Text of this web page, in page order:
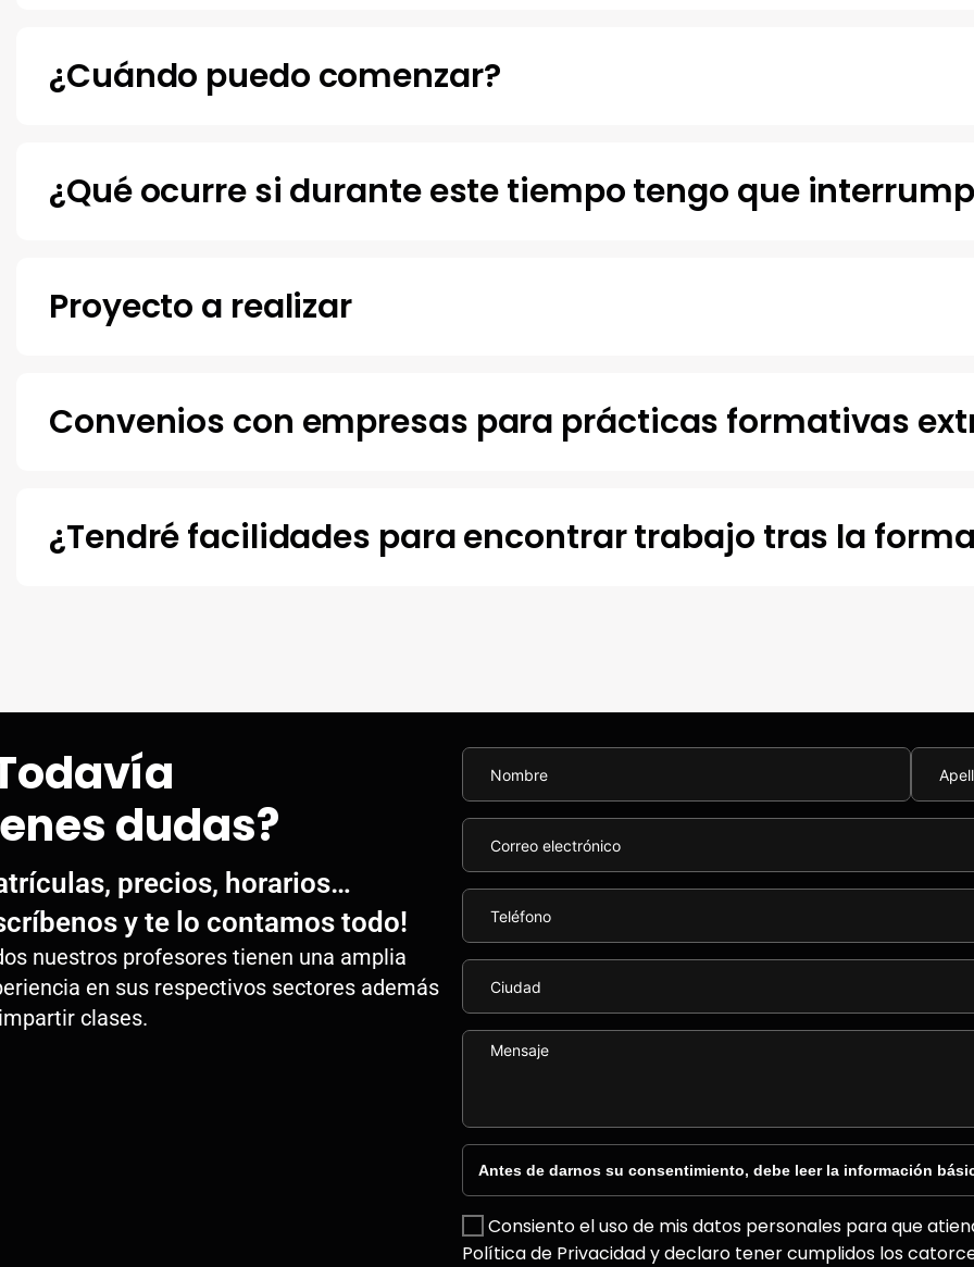
¿Cuándo puedo comenzar?
¿Qué ocurre si durante este tiempo tengo que
Proyecto a realizar
Convenios con empresas para prácticas formativas
¿Tendré facilidades para encontrar trabajo tras la
dudas?
precios, horarios…
y te lo contamos todo!
nuestros profesores tienen una amplia
en sus respectivos sectores además
clases.
Antes de darnos su consentimiento, debe leer la información
Consiento el uso de mis datos personales para que
Política de Privacidad y declaro tener cumplidos los